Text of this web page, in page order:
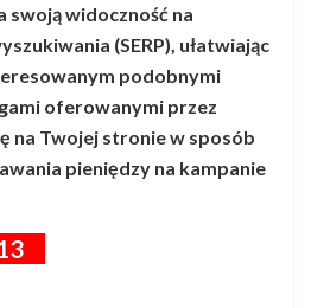
swoją widoczność na
(SERP), ułatwiając
podobnymi
oferowanymi przez
na Twojej stronie w sposób
pieniędzy na kampanie